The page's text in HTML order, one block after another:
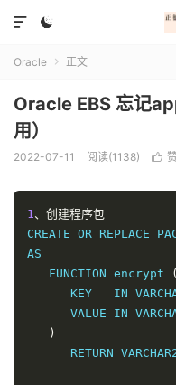


Oracle  正文
Oracle EBS 忘记
用）
2022-07-11 阅读(1138) 
1、创建程序包
CREATE OR REPLACE
AS
   FUNCTION encrypt
(
KEY   IN
)
RETURN